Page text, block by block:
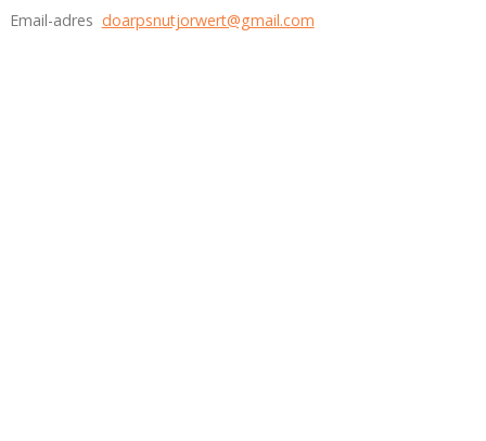
Email-adres doarpsnutjorwert@gmail.com